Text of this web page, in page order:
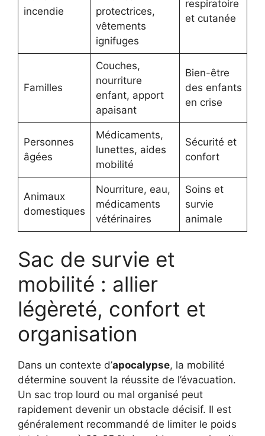
incendie
protectrices,
vêtements
ignifuges
respiratoire
et cutanée
Familles
Couches,
nourriture
enfant, apport
apaisant
Bien-être
des enfants
en crise
Personnes
âgées
Médicaments,
lunettes, aides
mobilité
Sécurité et
confort
Animaux
domestiques
Nourriture, eau,
médicaments
vétérinaires
Soins et
survie
animale
Sac de survie et
mobilité : allier
légèreté, confort et
organisation
Dans un contexte d’apocalypse, la mobilité
détermine souvent la réussite de l’évacuation.
Un sac trop lourd ou mal organisé peut
rapidement devenir un obstacle décisif. Il est
généralement recommandé de limiter le poids